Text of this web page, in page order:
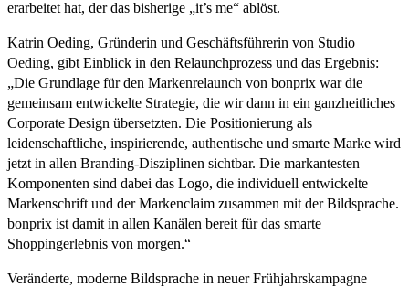
erarbeitet hat, der das bisherige „it’s me“ ablöst.
Katrin Oeding, Gründerin und Geschäftsführerin von Studio
Oeding, gibt Einblick in den Relaunchprozess und das Ergebnis:
„Die Grundlage für den Markenrelaunch von bonprix war die
gemeinsam entwickelte Strategie, die wir dann in ein ganzheitliches
Corporate Design übersetzten. Die Positionierung als
leidenschaftliche, inspirierende, authentische und smarte Marke wird
jetzt in allen Branding-Disziplinen sichtbar. Die markantesten
Komponenten sind dabei das Logo, die individuell entwickelte
Markenschrift und der Markenclaim zusammen mit der Bildsprache.
bonprix ist damit in allen Kanälen bereit für das smarte
Shoppingerlebnis von morgen.“
Veränderte, moderne Bildsprache in neuer Frühjahrskampagne